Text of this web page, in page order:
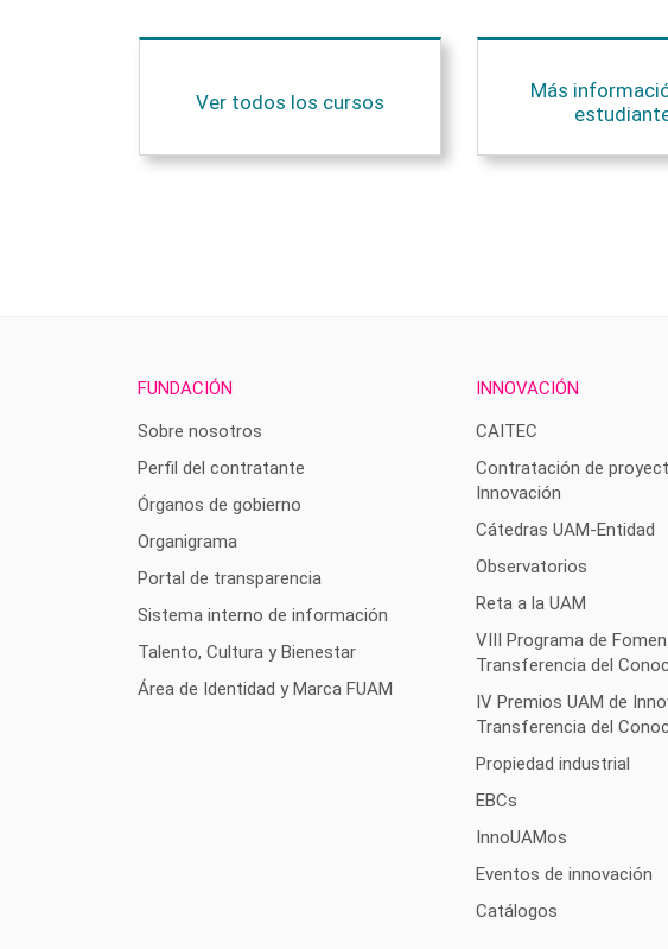
Ver todos los cursos
Más
FUNDACIÓN
Sobre nosotros
Perfil del contratante
Órganos de gobierno
Organigrama
Portal de transparencia
Sistema interno de información
Talento, Cultura y Bienestar
Área de Identidad y Marca FUAM
INNOVACIÓN
CAITEC
Contratación de
Innovación
Cátedras UAM-Entidad
Observatorios
Reta a la UAM
VIII Programa de
Transferencia del
IV Premios UAM de
Transferencia del
Propiedad industrial
EBCs
InnoUAMos
Eventos de innovación
Catálogos